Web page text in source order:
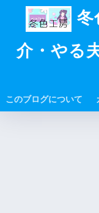
介・やる
このブログについて